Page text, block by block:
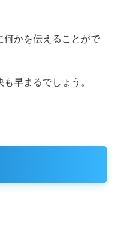
何かを伝えることがで
早まるでしょう。